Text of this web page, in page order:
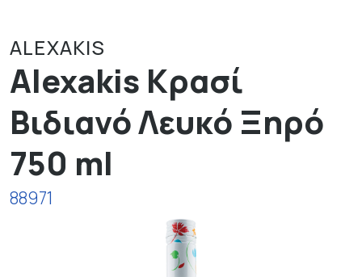
ALEXAKIS
Alexakis Κρασί
Βιδιανό Λευκό Ξηρό
750 ml
88971